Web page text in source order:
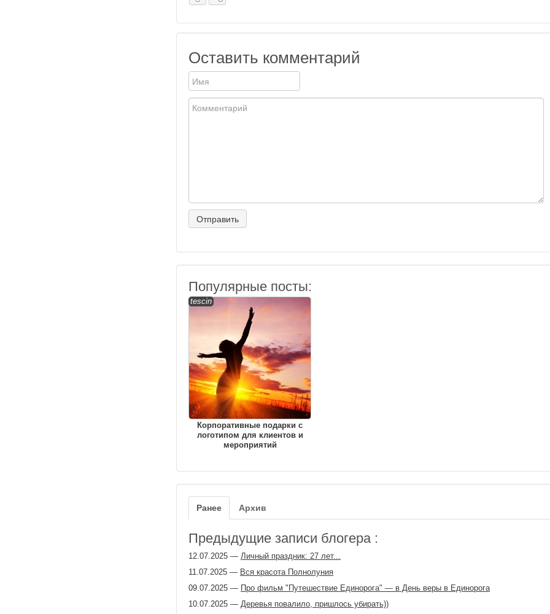
Оставить комментарий
Популярные посты:
tescin
Корпоративные подарки с
логотипом для клиентов и
мероприятий
Ранее Архив
Предыдущие записи блогера :
12.07.2025 — Личный праздник: 27 лет...
11.07.2025 — Вся красота Полнолуния
09.07.2025 — Про фильм "Путешествие Единорога" — в День веры в Единорога
10.07.2025 — Деревья повалило, пришлось убирать))